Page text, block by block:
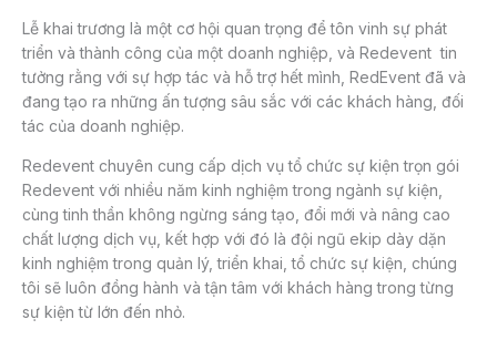
Lễ khai trương là một cơ hội quan trọng để tôn vinh sự phát
triển và thành công của một doanh nghiệp, và Redevent tin
tưởng rằng với sự hợp tác và hỗ trợ hết mình, RedEvent đã và
đang tạo ra những ấn tượng sâu sắc với các khách hàng, đối
tác của doanh nghiệp.
Redevent chuyên cung cấp dịch vụ tổ chức sự kiện trọn gói
Redevent với nhiều năm kinh nghiệm trong ngành sự kiện,
cùng tinh thần không ngừng sáng tạo, đổi mới và nâng cao
chất lượng dịch vụ, kết hợp với đó là đội ngũ ekip dày dặn
kinh nghiệm trong quản lý, triển khai, tổ chức sự kiện, chúng
tôi sẽ luôn đồng hành và tận tâm với khách hàng trong từng
sự kiện từ lớn đến nhỏ.